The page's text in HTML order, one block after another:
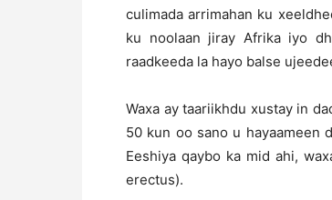
culimada arrimahan ku
ku noolaan jiray Afrika iyo
raadkeeda la hayo balse
Waxa ay taariikhdu xustay in
50 kun oo sano u hayaameen
Eeshiya qaybo ka mid ahi,
erectus).